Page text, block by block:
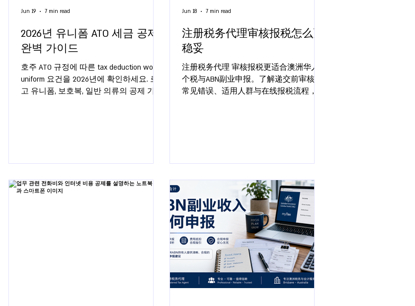
2026년 유니폼 ATO 세금 공제
완벽 가이드
호주 ATO 규정에 따른 tax deduction work
uniform 요건을 2026년에 확인하세요. 로
고 유니폼, 보호복, 일반 의류의 공제 가능
Jun 19 7 min read
注册税务代理审核报税怎么更
稳妥
注册税务代理 审核报税更适合澳洲华人
个税与ABN副业申报。了解递交前审核、
常见错误、适用人群与在线报税流程，减
Jun 18 7 min read